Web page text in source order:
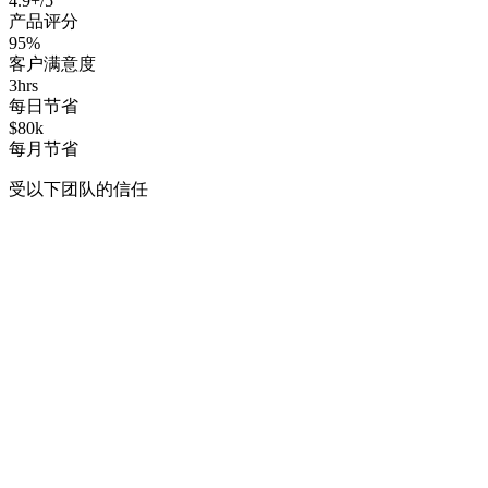
产品评分
95%
客户满意度
3hrs
每日节省
$80k
每月节省
受以下团队的信任